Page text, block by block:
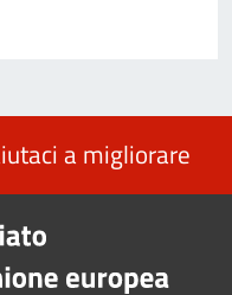
a migliorare